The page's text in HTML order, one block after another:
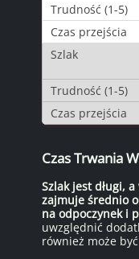
Czas Trwania
Szlak jest długi,
zajmuje średnio
na odpoczynek i
uwzględnić
również może